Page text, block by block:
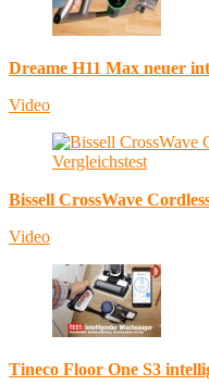
Dreame H11 Max neuer
Video
Bissell CrossWave
Video
Tineco Floor One S3